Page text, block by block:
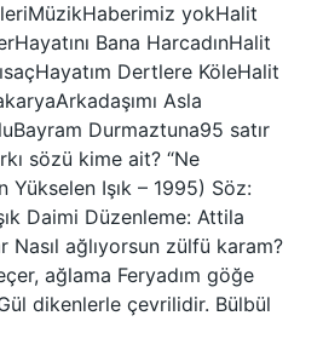
yokHalit
Bana HarcadınHalit
Dertlere KöleHalit
Asla
Durmaztuna95 satır
sözü kime ait? “Ne
Yükselen Işık – 1995) Söz:
Daimi Düzenleme: Attila
ağlıyorsun zülfü karam?
ağlama Feryadım göğe
dikenlerle çevrilidir. Bülbül